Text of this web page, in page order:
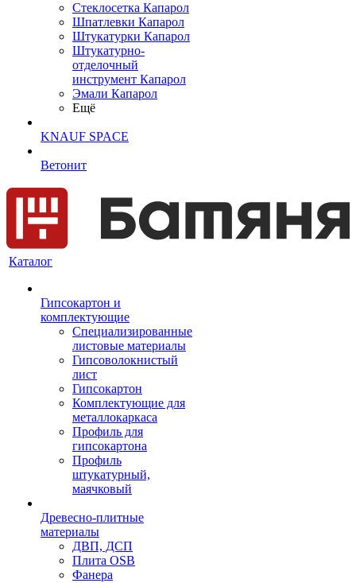
Cтеклосетка Капарол
Шпатлевки Капарол
Штукатурки Капарол
Штукатурно-
отделочный
инструмент Капарол
Эмали Капарол
Ещё
KNAUF SPACE
Ветонит
Каталог
Гипсокартон и
комплектующие
Специализированные
листовые материалы
Гипсоволокнистый
лист
Гипсокартон
Комплектующие для
металлокаркаса
Профиль для
гипсокартона
Профиль
штукатурный,
маячковый
Древесно-плитные
материалы
ДВП, ДСП
Плита OSB
Фанера